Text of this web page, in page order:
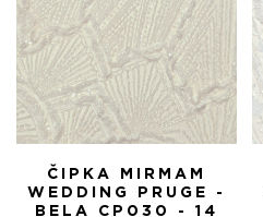
ČIPKA MIRMAM
WEDDING PRUGE -
BELA CP030 - 14